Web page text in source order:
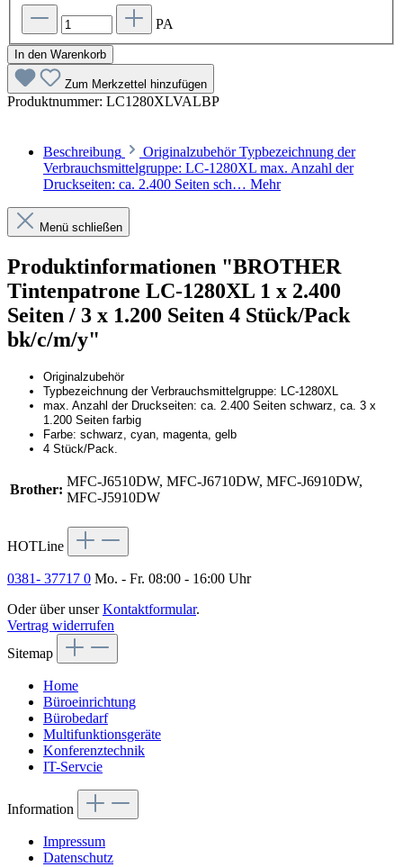
PA
In den Warenkorb
Zum Merkzettel hinzufügen
Produktnummer: LC1280XLVALBP
Beschreibung
Originalzubehör Typbezeichnung der
Verbrauchsmittelgruppe: LC-1280XL max. Anzahl der
Druckseiten: ca. 2.400 Seiten sch… Mehr
Menü schließen
Produktinformationen "BROTHER
Tintenpatrone LC-1280XL 1 x 2.400
Seiten / 3 x 1.200 Seiten 4 Stück/Pack
bk/c/m/y"
Originalzubehör
Typbezeichnung der Verbrauchsmittelgruppe: LC-1280XL
max. Anzahl der Druckseiten: ca. 2.400 Seiten schwarz, ca. 3 x
1.200 Seiten farbig
Farbe: schwarz, cyan, magenta, gelb
4 Stück/Pack.
Brother:
MFC-J6510DW, MFC-J6710DW, MFC-J6910DW,
MFC-J5910DW
HOTLine
0381- 37717 0 Mo. - Fr. 08:00 - 16:00 Uhr
Oder über unserKontaktformular.
Vertrag widerrufen
Sitemap
Home
Büroeinrichtung
Bürobedarf
Multifunktionsgeräte
Konferenztechnik
IT-Servcie
Information
Impressum
Datenschutz